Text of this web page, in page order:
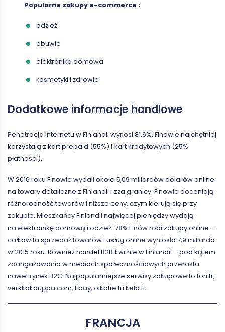
Popularne zakupy e-commerce :
odzież
obuwie
elektronika domowa
kosmetyki i zdrowie
Dodatkowe informacje handlowe
Penetracja Internetu w Finlandii wynosi 81,6%. Finowie najchętniej
korzystają z kart prepaid (55%) i kart kredytowych (25%
płatności).
W 2016 roku Finowie wydali około 5,09 miliardów dolarów online
na towary detaliczne z Finlandii i zza granicy. Finowie doceniają
różnorodność towarów i niższe ceny, czym kierują się przy
zakupie. Mieszkańcy Finlandii najwięcej pieniędzy wydają
na elektronikę domową i odzież. 78% Finów robi zakupy online –
całkowita sprzedaż towarów i usług online wyniosła 7,9 miliarda
w 2015 roku. Również handel B2B kwitnie w Finlandii – pod kątem
zaangażowania w mediach społecznościowych przerasta
nawet rynek B2C. Najpopularniejsze serwisy zakupowe to tori.fr,
verkkokauppa.com, Ebay, oikotie.fi i kela.fi.
FRANCJA